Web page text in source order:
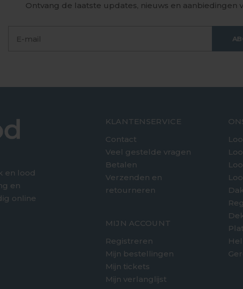
Ontvang de laatste updates, nieuws en aanbiedingen
en lood
en
online
KLANTENSERVICE
Contact
Veel gestelde vragen
Betalen
Verzenden en
retourneren
MIJN ACCOUNT
Registreren
Mijn bestellingen
Mijn tickets
Mijn verlanglijst